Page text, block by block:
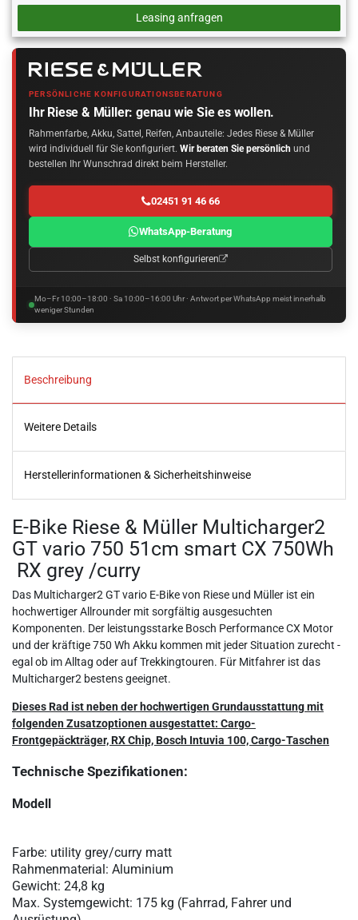
Leasing anfragen
PERSÖNLICHE KONFIGURATIONSBERATUNG
Ihr Riese & Müller: genau wie Sie es wollen.
Rahmenfarbe, Akku, Sattel, Reifen, Anbauteile: Jedes Riese & Müller
wird individuell für Sie konfiguriert. Wir beraten Sie persönlich und
bestellen Ihr Wunschrad direkt beim Hersteller.
02451 91 46 66
WhatsApp-Beratung
Selbst konfigurieren
Mo–Fr 10:00–18:00 · Sa 10:00–16:00 Uhr · Antwort per WhatsApp meist innerhalb
weniger Stunden
Beschreibung
Weitere Details
Herstellerinformationen & Sicherheitshinweise
E-Bike Riese & Müller Multicharger2
GT vario 750 51cm smart CX 750Wh
RX grey /curry
Das Multicharger2 GT vario E-Bike von Riese und Müller ist ein
hochwertiger Allrounder mit sorgfältig ausgesuchten
Komponenten. Der leistungsstarke Bosch Performance CX Motor
und der kräftige 750 Wh Akku kommen mit jeder Situation zurecht -
egal ob im Alltag oder auf Trekkingtouren. Für Mitfahrer ist das
Multicharger2 bestens geeignet.
Dieses Rad ist neben der hochwertigen Grundausstattung mit
folgenden Zusatzoptionen ausgestattet: Cargo-
Frontgepäckträger, RX Chip, Bosch Intuvia 100, Cargo-Taschen
Technische Spezifikationen:
Modell
Farbe: utility grey/curry matt
Rahmenmaterial: Aluminium
Gewicht: 24,8 kg
Max. Systemgewicht: 175 kg (Fahrrad, Fahrer und